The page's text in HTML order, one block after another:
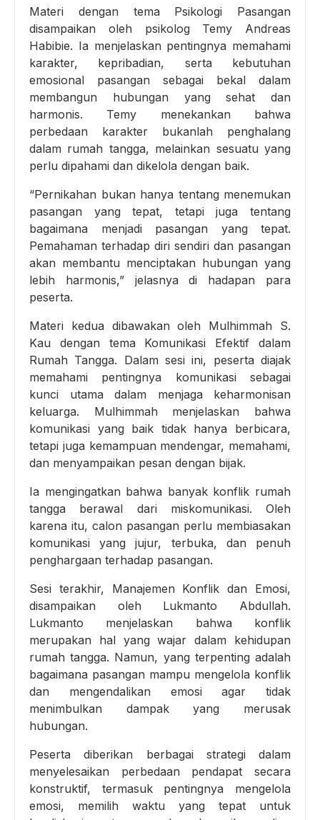
Materi dengan tema Psikologi Pasangan
disampaikan oleh psikolog Temy Andreas
Habibie. Ia menjelaskan pentingnya memahami
karakter, kepribadian, serta kebutuhan
emosional pasangan sebagai bekal dalam
membangun hubungan yang sehat dan
harmonis. Temy menekankan bahwa
perbedaan karakter bukanlah penghalang
dalam rumah tangga, melainkan sesuatu yang
perlu dipahami dan dikelola dengan baik.
“Pernikahan bukan hanya tentang menemukan
pasangan yang tepat, tetapi juga tentang
bagaimana menjadi pasangan yang tepat.
Pemahaman terhadap diri sendiri dan pasangan
akan membantu menciptakan hubungan yang
lebih harmonis,” jelasnya di hadapan para
peserta.
Materi kedua dibawakan oleh Mulhimmah S.
Kau dengan tema Komunikasi Efektif dalam
Rumah Tangga. Dalam sesi ini, peserta diajak
memahami pentingnya komunikasi sebagai
kunci utama dalam menjaga keharmonisan
keluarga. Mulhimmah menjelaskan bahwa
komunikasi yang baik tidak hanya berbicara,
tetapi juga kemampuan mendengar, memahami,
dan menyampaikan pesan dengan bijak.
Ia mengingatkan bahwa banyak konflik rumah
tangga berawal dari miskomunikasi. Oleh
karena itu, calon pasangan perlu membiasakan
komunikasi yang jujur, terbuka, dan penuh
penghargaan terhadap pasangan.
Sesi terakhir, Manajemen Konflik dan Emosi,
disampaikan oleh Lukmanto Abdullah.
Lukmanto menjelaskan bahwa konflik
merupakan hal yang wajar dalam kehidupan
rumah tangga. Namun, yang terpenting adalah
bagaimana pasangan mampu mengelola konflik
dan mengendalikan emosi agar tidak
menimbulkan dampak yang merusak
hubungan.
Peserta diberikan berbagai strategi dalam
menyelesaikan perbedaan pendapat secara
konstruktif, termasuk pentingnya mengelola
emosi, memilih waktu yang tepat untuk